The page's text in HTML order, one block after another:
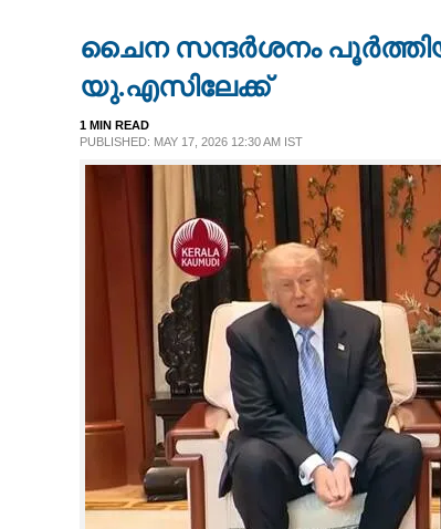
NEWS 360
CASE DIARY
ചൈന സന്ദർശനം
യു.എസിലേക്ക്
1 MIN READ
PUBLISHED: MAY 17, 2026 12:30 AM IST